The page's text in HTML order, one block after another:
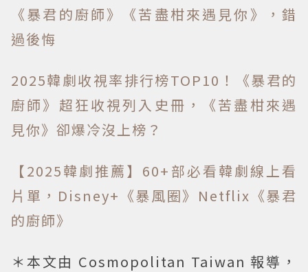
《暴君的廚師》《苦盡柑來遇見你》，錯
過後悔
2025韓劇收視率排行榜TOP10！《暴君的
廚師》超狂收視列入史冊，《苦盡柑來遇
見你》卻爆冷沒上榜？
【2025韓劇推薦】60+部必看韓劇線上看
片單，Disney+《暴風圈》Netflix《暴君
的廚師》
＊本文由 Cosmopolitan Taiwan 報導，